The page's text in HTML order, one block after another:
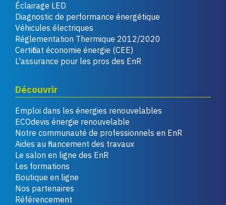
Éclairage LED
Diagnostic de performance énergétique
Véhicules électriques
Réglementation Thermique 2012/2020
Certificat économie énergie (CEE)
L'assurance pour les pros des EnR
Découvrir
Emploi dans les énergies renouvelables
ECOdevis énergie renouvelable
Notre communauté de professionnels en EnR
Aides au financement des travaux
Le salon en ligne des EnR
Les formations
Boutique en ligne
Nos partenaires
Référencement